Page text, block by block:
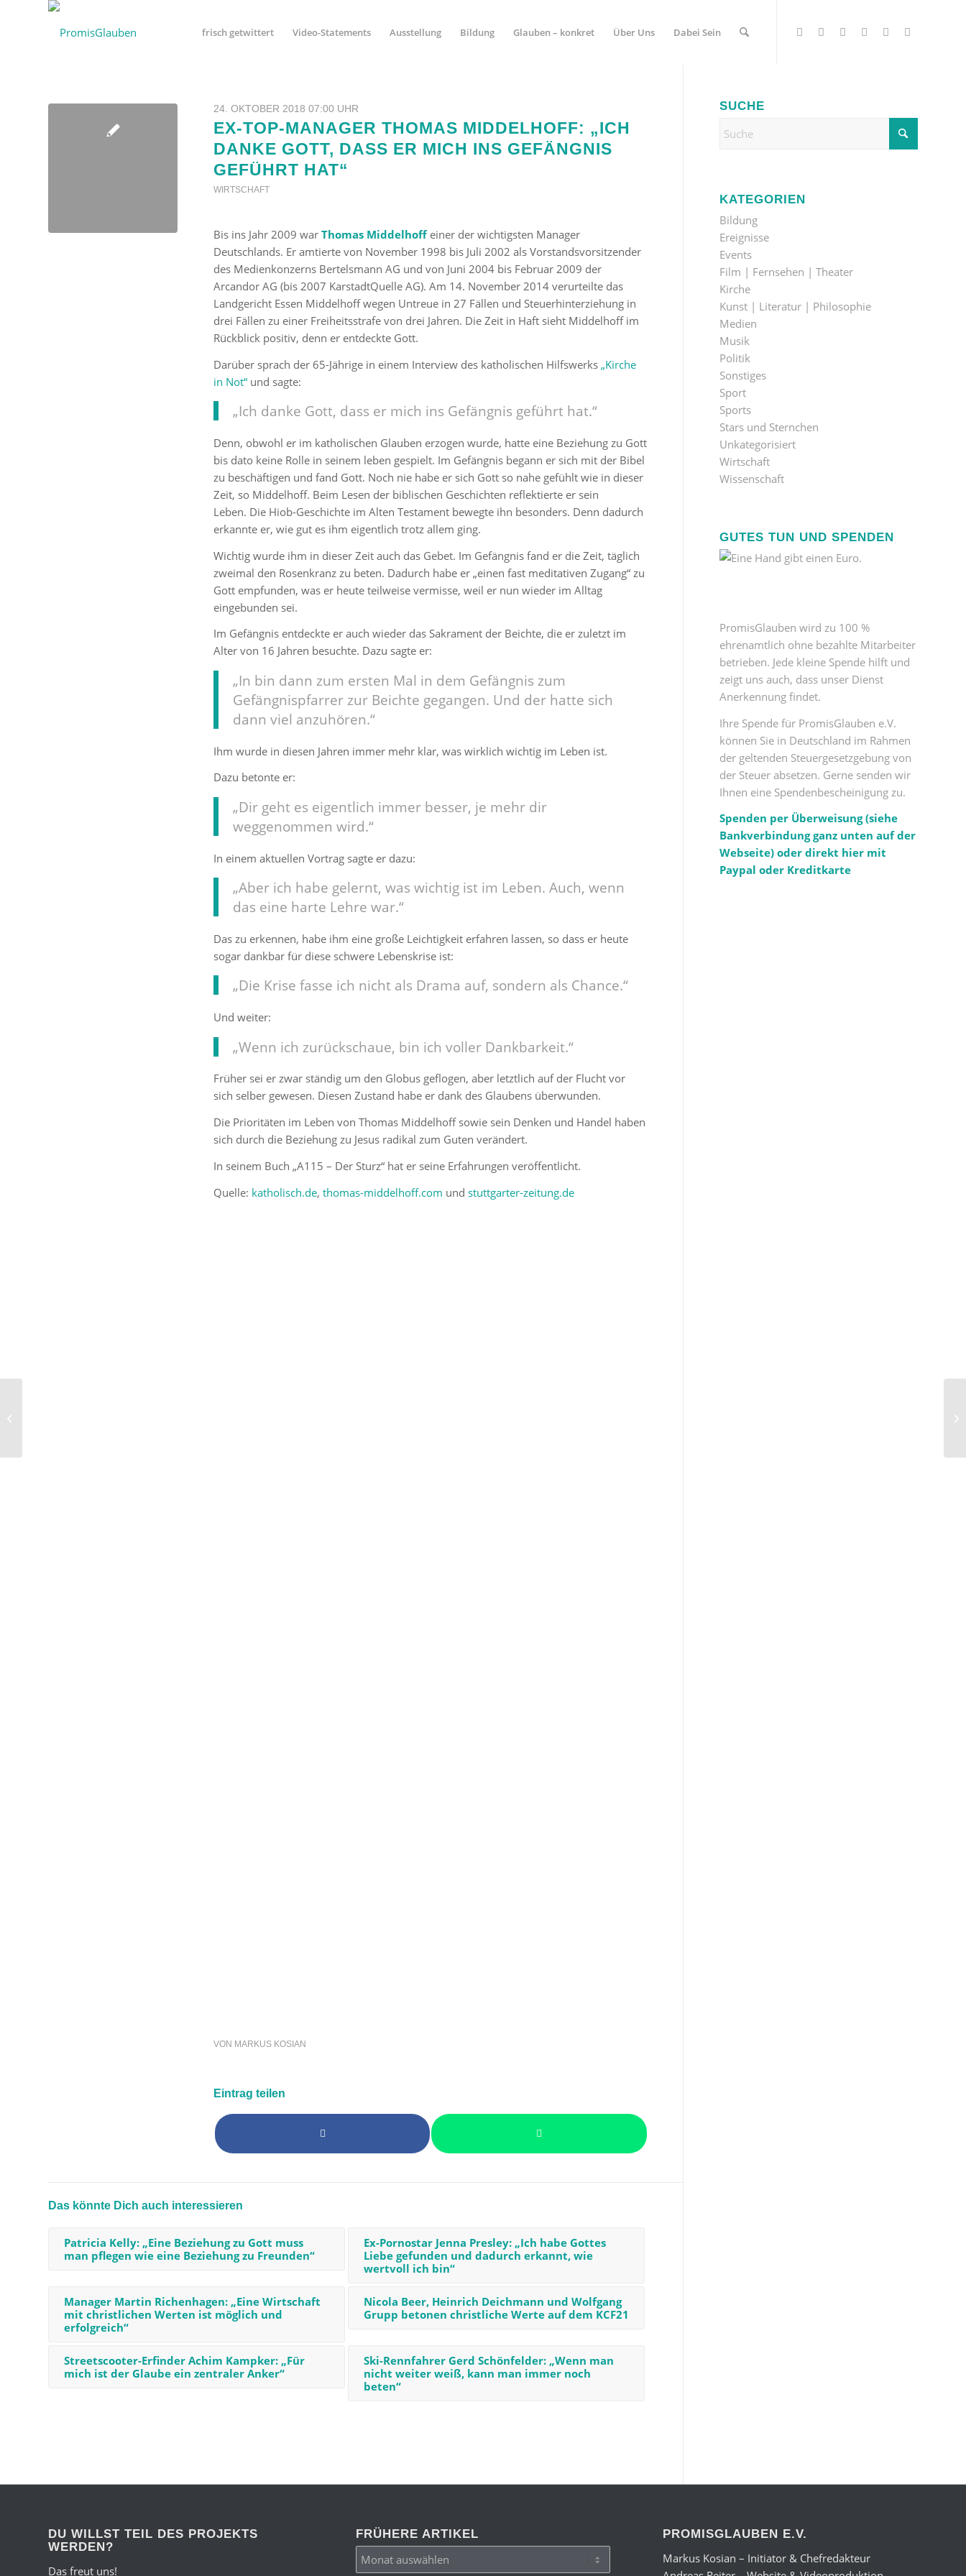
frisch getwittert Video-Statements Ausstellung Bildung Glauben – konkret Über Uns Dabei Sein
24. OKTOBER 2018 07:00 UHR
EX-TOP-MANAGER THOMAS MIDDELHOFF: „ICH
DANKE GOTT, DASS ER MICH INS GEFÄNGNIS
GEFÜHRT HAT“
WIRTSCHAFT
Bis ins Jahr 2009 war Thomas Middelhoffeiner der wichtigsten Manager
Deutschlands. Er amtierte von November 1998 bis Juli 2002 als Vorstandsvorsitzender
des Medienkonzerns Bertelsmann AG und von Juni 2004 bis Februar 2009 der
Arcandor AG (bis 2007 KarstadtQuelle AG). Am 14. November 2014 verurteilte das
Landgericht Essen Middelhoff wegen Untreue in 27 Fällen und Steuerhinterziehung in
drei Fällen zu einer Freiheitsstrafe von drei Jahren. Die Zeit in Haft sieht Middelhoff im
Rückblick positiv, denn er entdeckte Gott.
Darüber sprach der 65-Jährige in einem Interview des katholischen Hilfswerks „Kirche
in Not“ und sagte:
„Ich danke Gott, dass er mich ins Gefängnis geführt hat.“
Denn, obwohl er im katholischen Glauben erzogen wurde, hatte eine Beziehung zu Gott
bis dato keine Rolle in seinem leben gespielt. Im Gefängnis begann er sich mit der Bibel
zu beschäftigen und fand Gott. Noch nie habe er sich Gott so nahe gefühlt wie in dieser
Zeit, so Middelhoff. Beim Lesen der biblischen Geschichten reflektierte er sein
Leben. Die Hiob-Geschichte im Alten Testament bewegte ihn besonders. Denn dadurch
erkannte er, wie gut es ihm eigentlich trotz allem ging.
Wichtig wurde ihm in dieser Zeit auch das Gebet. Im Gefängnis fand er die Zeit, täglich
zweimal den Rosenkranz zu beten. Dadurch habe er „einen fast meditativen Zugang“ zu
Gott empfunden, was er heute teilweise vermisse, weil er nun wieder im Alltag
eingebunden sei.
Im Gefängnis entdeckte er auch wieder das Sakrament der Beichte, die er zuletzt im
Alter von 16 Jahren besuchte. Dazu sagte er:
„In bin dann zum ersten Mal in dem Gefängnis zum
Gefängnispfarrer zur Beichte gegangen. Und der hatte sich
dann viel anzuhören.“
Ihm wurde in diesen Jahren immer mehr klar, was wirklich wichtig im Leben ist.
Dazu betonte er:
„Dir geht es eigentlich immer besser, je mehr dir
weggenommen wird.“
In einem aktuellen Vortrag sagte er dazu:
„Aber ich habe gelernt, was wichtig ist im Leben. Auch, wenn
das eine harte Lehre war.“
Das zu erkennen, habe ihm eine große Leichtigkeit erfahren lassen, so dass er heute
sogar dankbar für diese schwere Lebenskrise ist:
„Die Krise fasse ich nicht als Drama auf, sondern als Chance.“
Und weiter:
„Wenn ich zurückschaue, bin ich voller Dankbarkeit.“
Früher sei er zwar ständig um den Globus geflogen, aber letztlich auf der Flucht vor
sich selber gewesen. Diesen Zustand habe er dank des Glaubens überwunden.
Die Prioritäten im Leben von Thomas Middelhoff sowie sein Denken und Handel haben
sich durch die Beziehung zu Jesus radikal zum Guten verändert.
In seinem Buch „A115 – Der Sturz“ hat er seine Erfahrungen veröffentlicht.
Quelle: katholisch.de, thomas-middelhoff.com und stuttgarter-zeitung.de
VON MARKUS KOSIAN
Eintrag teilen
Das könnte Dich auch interessieren
Patricia Kelly: „Eine Beziehung zu Gott muss
man pflegen wie eine Beziehung zu Freunden“
Ex-Pornostar Jenna Presley: „Ich habe Gottes
Liebe gefunden und dadurch erkannt, wie
wertvoll ich bin“
Manager Martin Richenhagen: „Eine Wirtschaft
mit christlichen Werten ist möglich und
erfolgreich“
Nicola Beer, Heinrich Deichmann und Wolfgang
Grupp betonen christliche Werte auf dem KCF21
Streetscooter-Erfinder Achim Kampker: „Für
mich ist der Glaube ein zentraler Anker“
Ski-Rennfahrer Gerd Schönfelder: „Wenn man
nicht weiter weiß, kann man immer noch
beten“
SUCHE
KATEGORIEN
Bildung
Ereignisse
Events
Film | Fernsehen | Theater
Kirche
Kunst | Literatur | Philosophie
Medien
Musik
Politik
Sonstiges
Sport
Sports
Stars und Sternchen
Unkategorisiert
Wirtschaft
Wissenschaft
GUTES TUN UND SPENDEN
PromisGlauben wird zu 100 %
ehrenamtlich ohne bezahlte Mitarbeiter
betrieben. Jede kleine Spende hilft und
zeigt uns auch, dass unser Dienst
Anerkennung findet.
Ihre Spende für PromisGlauben e.V.
können Sie in Deutschland im Rahmen
der geltenden Steuergesetzgebung von
der Steuer absetzen. Gerne senden wir
Ihnen eine Spendenbescheinigung zu.
Spenden per Überweisung (siehe
Bankverbindung ganz unten auf der
Webseite) oder direkt hier mit
Paypal oder Kreditkarte
DU WILLST TEIL DES PROJEKTS
WERDEN?
Das freut uns!
FRÜHERE ARTIKEL PROMISGLAUBEN E.V.
Markus Kosian – Initiator & Chefredakteur